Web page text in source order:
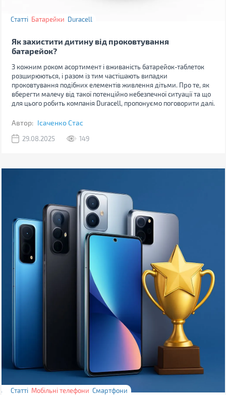
Статті Батарейки Duracell
Як захистити дитину від проковтування
батарейок?
З кожним роком асортимент і вживаність батарейок-таблеток
розширюються, і разом із тим частішають випадки
проковтування подібних елементів живлення дітьми. Про те, як
вберегти малечу від такої потенційно небезпечної ситуації та що
для цього робить компанія Duracell, пропонуємо поговорити далі.
Автор: Ісаченко Стас
29.08.2025 149
Статті Мобільні телефони Смартфони